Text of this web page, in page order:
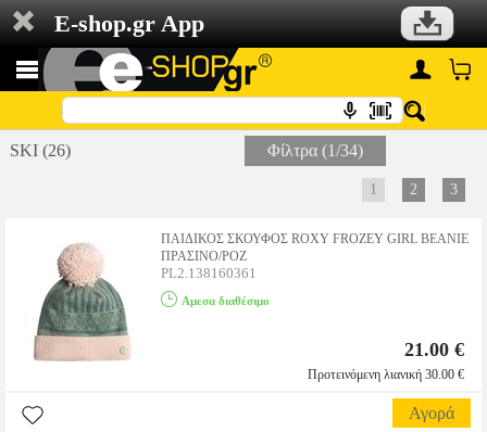
E-shop.gr App
SKI (26) Φίλτρα (1/34)
1 2 3
ΠΑΙΔΙΚΟΣ ΣΚΟΥΦΟΣ ROXY FROZEY GIRL BEANIE
ΠΡΑΣΙΝΟ/ΡΟΖ
PL2.138160361
Αμεσα διαθέσιμο
21.00 €
Προτεινόμενη λιανική 30.00 €
Αγορά